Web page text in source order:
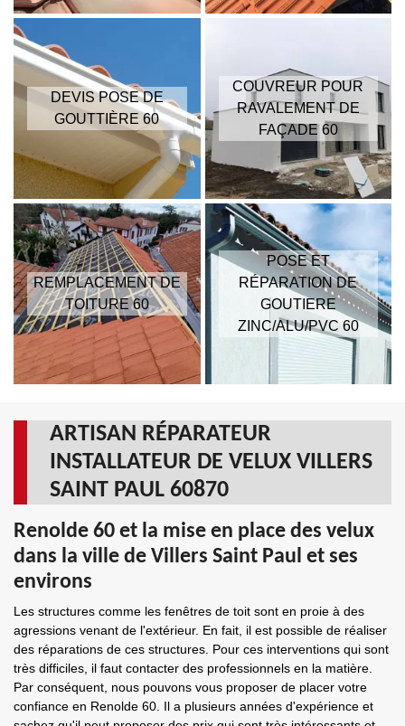
DEVIS POSE DE
GOUTTIÈRE 60
COUVREUR POUR
RAVALEMENT DE
FAÇADE 60
REMPLACEMENT DE
TOITURE 60
POSE ET
RÉPARATION DE
GOUTIERE
ZINC/ALU/PVC 60
ARTISAN RÉPARATEUR
INSTALLATEUR DE VELUX VILLERS
SAINT PAUL 60870
Renolde 60 et la mise en place des velux
dans la ville de Villers Saint Paul et ses
environs
Les structures comme les fenêtres de toit sont en proie à des
agressions venant de l'extérieur. En fait, il est possible de réaliser
des réparations de ces structures. Pour ces interventions qui sont
très difficiles, il faut contacter des professionnels en la matière.
Par conséquent, nous pouvons vous proposer de placer votre
confiance en Renolde 60. Il a plusieurs années d'expérience et